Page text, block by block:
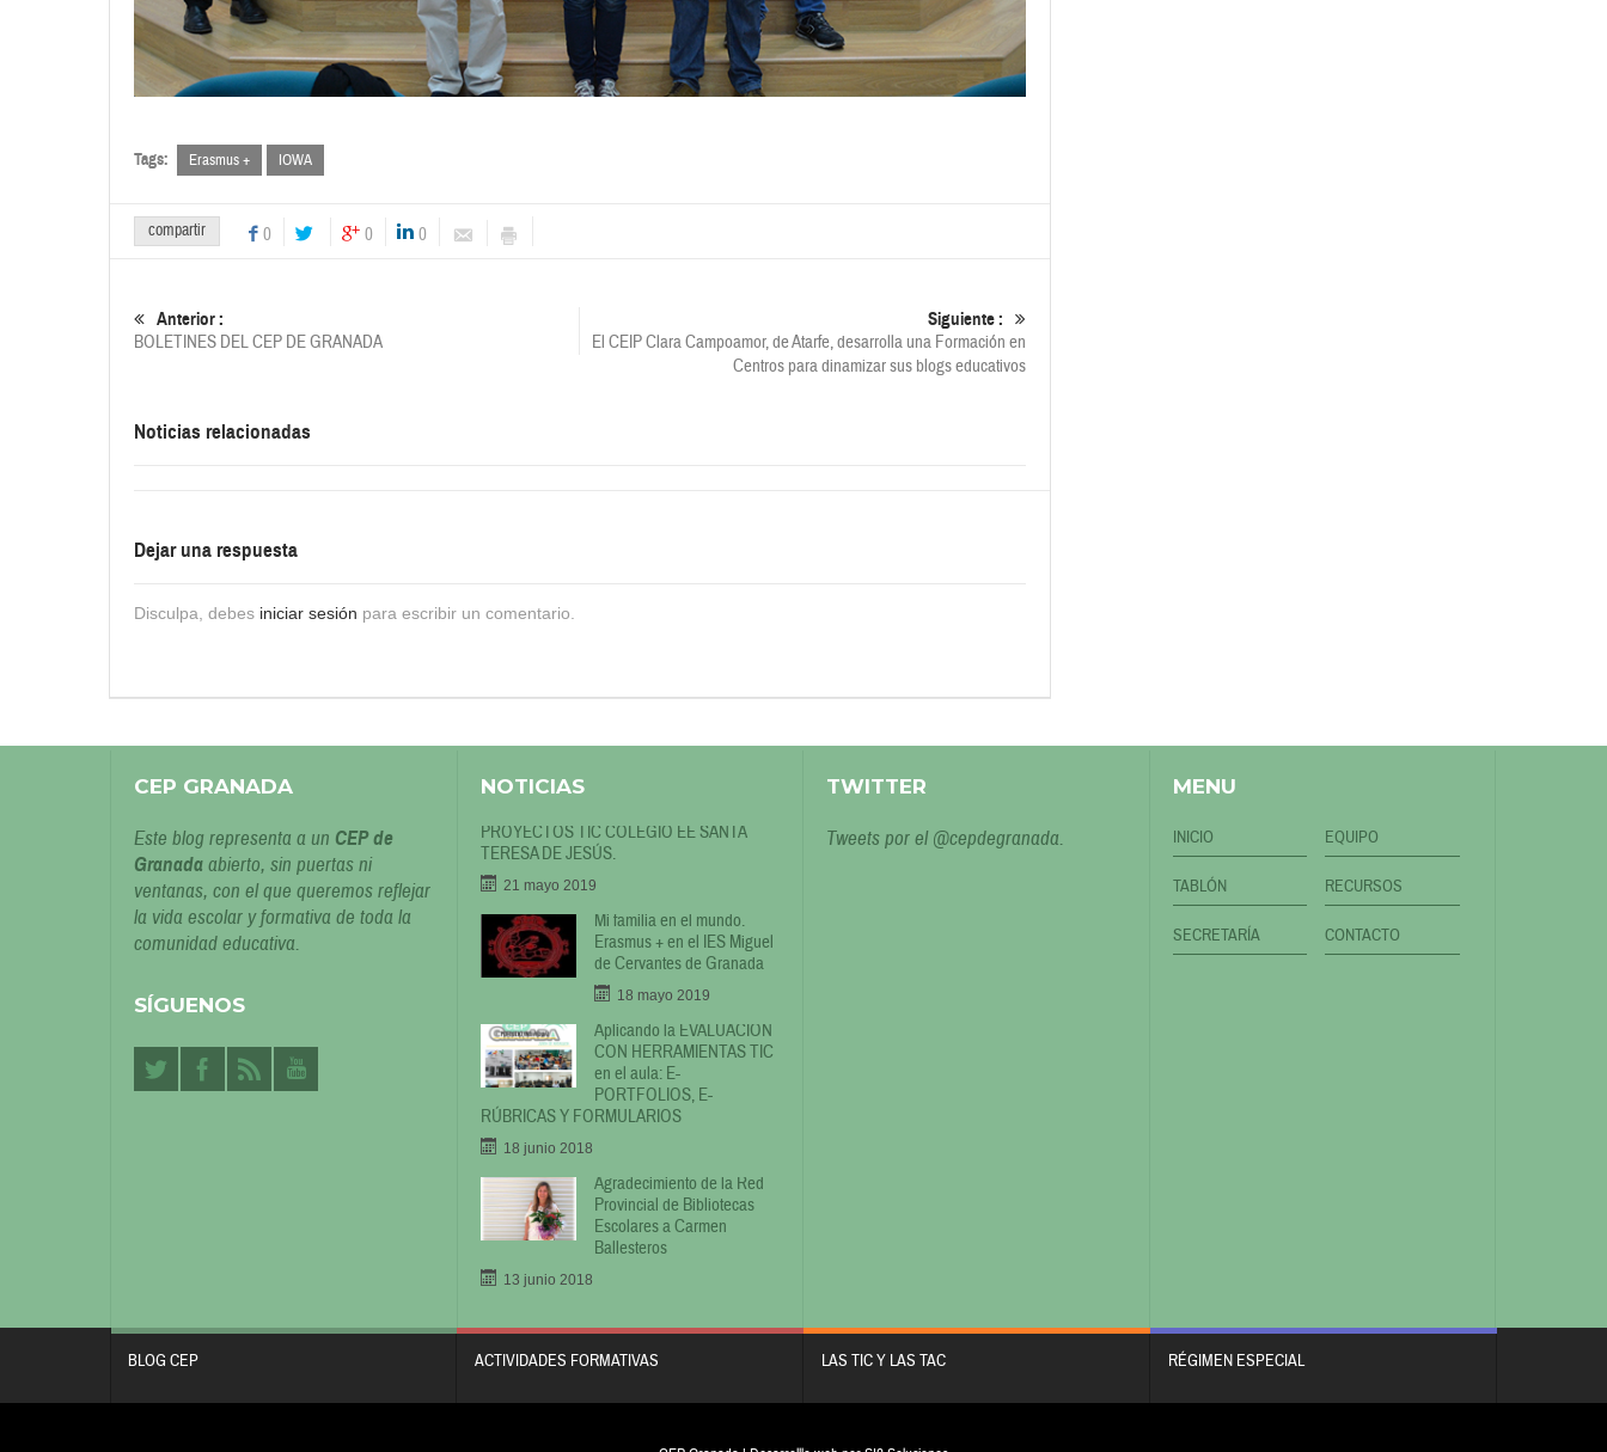
Tags: Erasmus + IOWA
compartir 0 0 0
Anterior :
BOLETINES DEL CEP DE GRANADA
Siguiente :
El CEIP Clara Campoamor, de Atarfe, desarrolla una Formación en
Centros para dinamizar sus blogs educativos
Noticias relacionadas
Dejar una respuesta
Disculpa, debes iniciar sesión para escribir un comentario.
CEP GRANADA
Este blog representa a un CEP de
Granadaabierto, sin puertas ni
ventanas, con el que queremos reflejar
la vida escolar y formativa de toda la
comunidad educativa.
SÍGUENOS
NOTICIAS
PROYECTOS TIC COLEGIO EE SANTA
TERESA DE JESÚS.
21 mayo 2019
Mi familia en el mundo.
Erasmus + en el IES Miguel
de Cervantes de Granada
18 mayo 2019
Aplicando la EVALUACIÓN
CON HERRAMIENTAS TIC
en el aula: E-
PORTFOLIOS, E-
RÚBRICAS Y FORMULARIOS
18 junio 2018
Agradecimiento de la Red
Provincial de Bibliotecas
Escolares a Carmen
Ballesteros
13 junio 2018
TWITTER
Tweets por el @cepdegranada.
MENU
INICIO EQUIPO
TABLÓN RECURSOS
SECRETARÍA CONTACTO
BLOG CEP ACTIVIDADES FORMATIVAS LAS TIC Y LAS TAC RÉGIMEN ESPECIAL